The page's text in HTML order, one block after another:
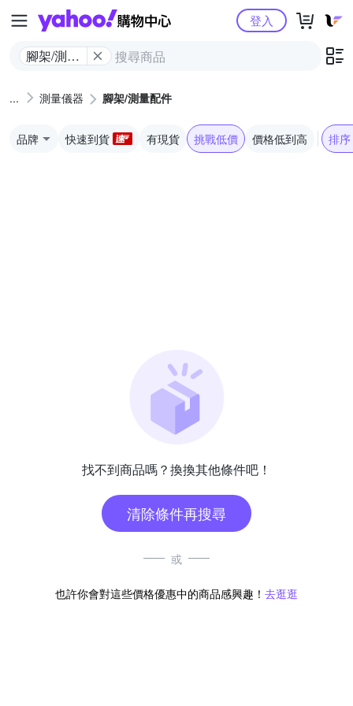
Yahoo購物中心
腳架/測量
登入
測量儀器 腳架/測量配件
品牌 快速到貨 有現貨 挑戰低價 價格低到高 排序
找不到商品嗎？換換其他條件吧！
清除條件再搜尋
或
也許你會對這些價格優惠中的商品感興趣！ 去逛逛